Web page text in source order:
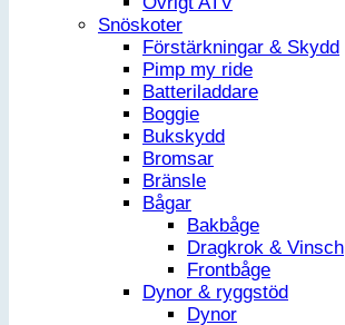
Snöskoter
Förstärkningar & Skydd
Pimp my ride
Batteriladdare
Boggie
Bukskydd
Bromsar
Bränsle
Bågar
Bakbåge
Dragkrok & Vinsch
Frontbåge
Dynor & ryggstöd
Dynor